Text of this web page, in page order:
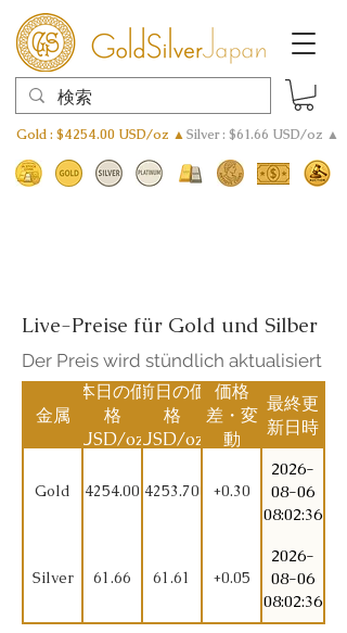
Gold : $4254.00 USD/oz ▲Silver : $61.66 USD/oz ▲
Live-Preise für Gold und Silber
Der Preis wird stündlich aktualisiert
金属
本日の価
格
(USD/oz)
前日の価
格
(USD/oz)
価格
差・変
動
最終更
新日時
Gold 4254.00 4253.70 +0.30
2026-
08-06
08:02:36
Silver 61.66 61.61 +0.05
2026-
08-06
08:02:36